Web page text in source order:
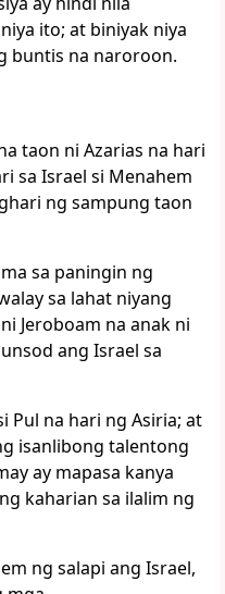
ito; at biniyak niya
buntis na naroroon.
taon ni Azarias na hari
sa Israel si Menahem
ng sampung taon
sa paningin ng
sa lahat niyang
Jeroboam na anak ni
ang Israel sa
Pul na hari ng Asiria; at
isanlibong talentong
ay mapasa kanya
kaharian sa ilalim ng
ng salapi ang Israel,